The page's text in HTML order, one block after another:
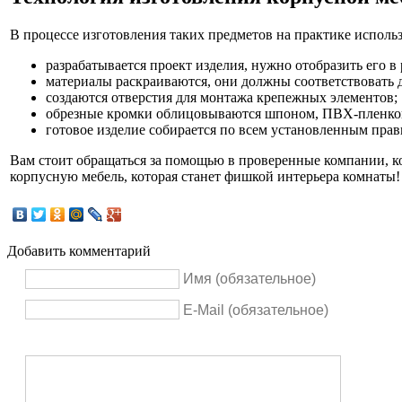
В процессе изготовления таких предметов на практике
разрабатывается проект изделия, нужно отобразить его
материалы раскраиваются, они должны
создаются отверстия для монтажа крепежных элементов;
обрезные кромки облицовываются шпоном, ПВХ-
готовое изделие собирается по всем установленным
Вам стоит обращаться за помощью в проверенные компании,
корпусную мебель, которая станет фишкой интерьера комнаты!
Добавить комментарий
Имя (обязательное)
E-Mail (обязательное)